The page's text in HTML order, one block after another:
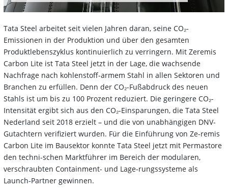
Tata Steel arbeitet seit vielen Jahren daran, seine CO₂-
Emissionen in der Produktion und über den gesamten
Produktlebenszyklus kontinuierlich zu verringern. Mit Zeremis
Carbon Lite ist Tata Steel jetzt in der Lage, die wachsende
Nachfrage nach kohlenstoff-armem Stahl in allen Sektoren und
Branchen zu erfüllen. Denn der CO₂-Fußabdruck des neuen
Stahls ist um bis zu 100 Prozent reduziert. Die geringere CO₂-
Intensität ergibt sich aus den CO₂-Einsparungen, die Tata Steel
Nederland seit 2018 erzielt – und die von unabhängigen DNV-
Gutachtern verifiziert wurden. Für die Einführung von Ze-remis
Carbon Lite im Bausektor konnte Tata Steel jetzt mit Permastore
den techni-schen Marktführer im Bereich der modularen,
verschraubten Containment- und Lage-rungssysteme als
Launch-Partner gewinnen.